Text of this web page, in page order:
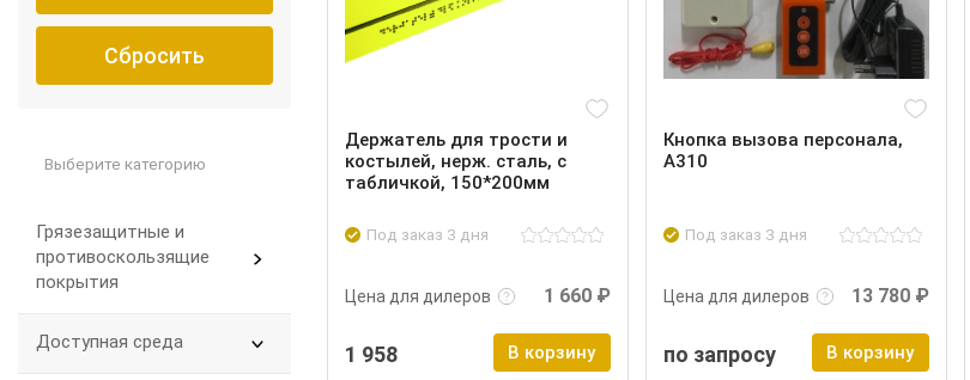
Выберите категорию
Грязезащитные и
противоскользящие
покрытия
Доступная среда
Сбросить
Держатель для трости и
костылей, нерж. сталь, с
табличкой, 150*200мм
Под заказ 3 дня
Цена для дилеров
Подробнее Войти
1 660 ₽
1 958 В корзину
Кнопка вызова персонала,
А310
Под заказ 3 дня
Цена для дилеров
Подробнее Войти
13 780 ₽
по запросу В корзину